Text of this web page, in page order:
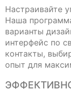
Настраивайте
Наша
варианты
интерфейс по
контакты,
опыт для